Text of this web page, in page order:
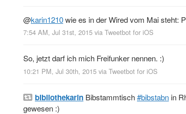
@karin1210wie es in der Wired vom Mai steht:
7:54 AM, Jul 31st, 2015 via Tweetbot for iΟS
So, jetzt darf ich mich Freifunker nennen. :)
10:21 PM, Jul 30th, 2015 via Tweetbot for iΟS
bibliothekarin Bibstammtisch#bibstabn in
gewesen :)